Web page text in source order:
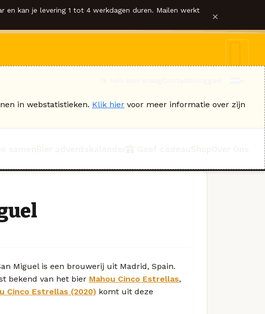
en kan je levering 1 tot 4 werkdagen duren. Mailen werkt ×
samen
Miguel is een brouwerij uit Madrid, Spain.
bekend van het bier Mahou Cinco Estrellas,
Cinco Estrellas (2020) komt uit deze
in webstatistieken. Klik hier voor meer informatie over zijn